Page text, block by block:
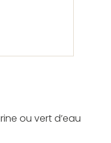
ou vert d’eau